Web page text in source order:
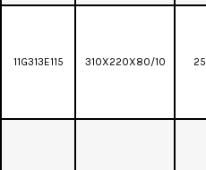
11G313E115 310X220X80/10 25